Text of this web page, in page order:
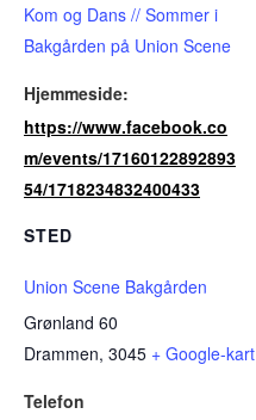
Kom og Dans // Sommer i
Bakgården på Union Scene
Hjemmeside:
https://www.facebook.co
m/events/17160122892893
54/1718234832400433
STED
Union Scene Bakgården
Grønland 60
Drammen, 3045 + Google-kart
Telefon